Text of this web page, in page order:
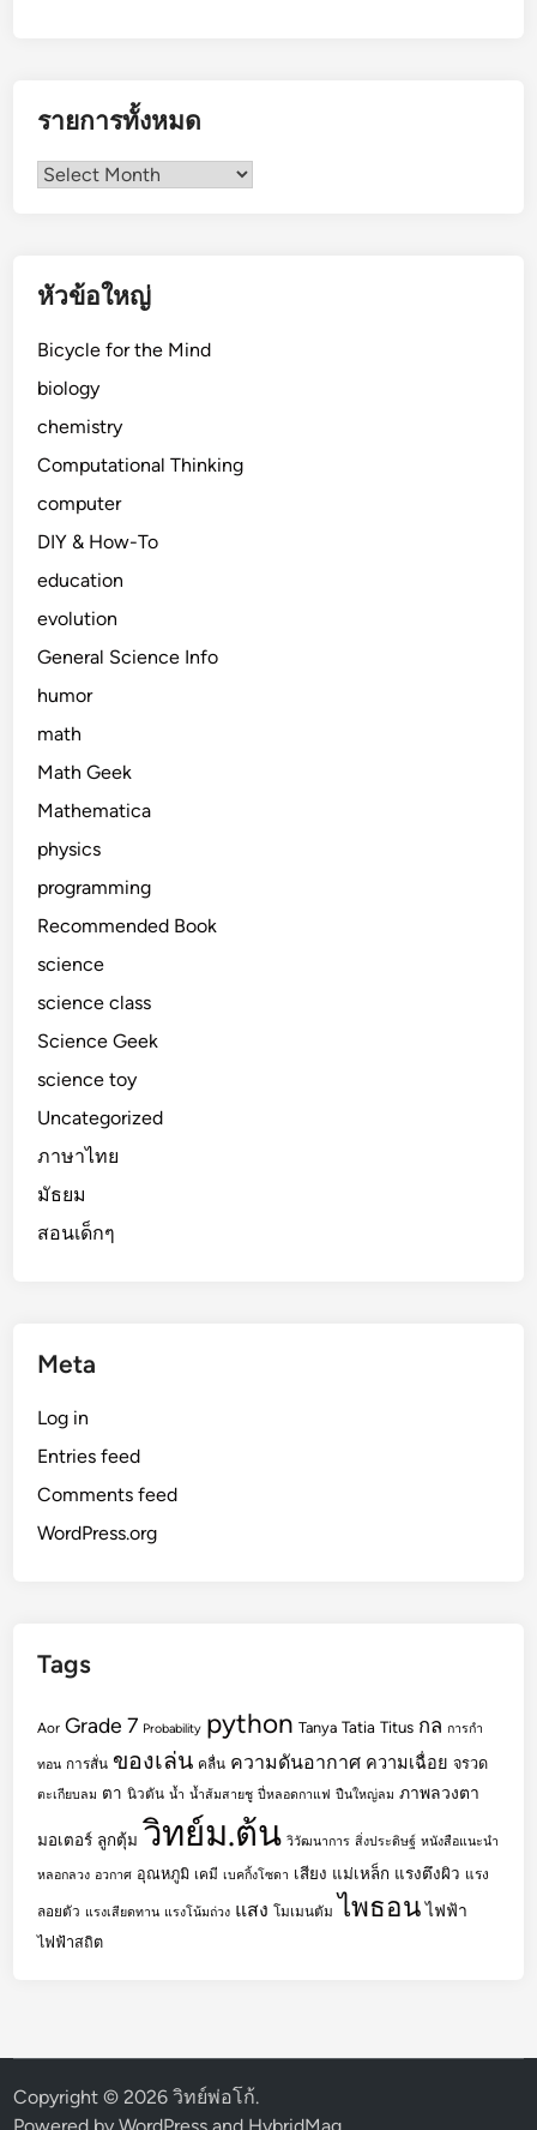
รายการทั้งหมด
รายการ
หัวข้อใหญ่
Bicycle for the Mind
biology
chemistry
Computational Thinking
computer
DIY & How-To
education
evolution
General Science Info
humor
math
Math Geek
Mathematica
physics
programming
Recommended Book
science
science class
Science Geek
science toy
Uncategorized
ภาษาไทย
มัธยม
สอนเด็กๆ
Meta
Log in
Entries feed
Comments feed
WordPress.org
Tags
Aor Grade 7 Probability python Tanya Tatia Titus กล การกำ
ทอน การสั่น ของเล่น คลื่น ความดันอากาศ ความเฉื่อย จรวด
ตะเกียบลม ตา นิวตัน น้ำ น้ำส้มสายชู ปี่หลอดกาแฟ ปืนใหญ่ลม ภาพลวงตา
มอเตอร์ ลูกตุ้ม วิทย์ม.ต้น วิวัฒนาการ สิ่งประดิษฐ์ หนังสือแนะนำ
หลอกลวง อวกาศ อุณหภูมิ เคมี เบคกิ้งโซดา เสียง แม่เหล็ก แรงตึงผิว แรง
ลอยตัว แรงเสียดทาน แรงโน้มถ่วง แสง โมเมนตัม ไพธอน ไฟฟ้า
ไฟฟ้าสถิต
Copyright © 2026วิทย์พ่อโก้.